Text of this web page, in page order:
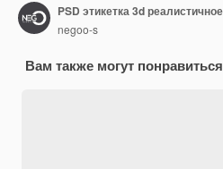
negoo-s
Вам также могут